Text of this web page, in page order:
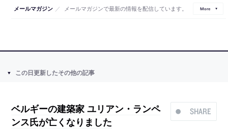
メールマガジン ／ メールマガジンで最新の情報を配信しています。 More
この日更新したその他の記事
SHARE
ベルギーの建築家 ユリアン・ランペ
ンス氏が亡くなりました